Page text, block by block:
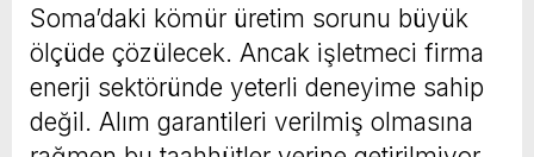
Soma’daki kömür üretim sorunu büyük
ölçüde çözülecek. Ancak işletmeci firma
enerji sektöründe yeterli deneyime sahip
değil. Alım garantileri verilmiş olmasına